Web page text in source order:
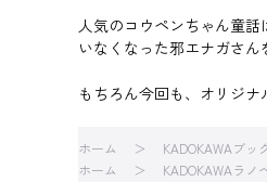
人気のコウペンちゃん童話
いなくなった邪エナガさん
もちろん今回も、オリジナ
ホーム KADOKAWAブッ
ホーム
KADOKAWAラノ